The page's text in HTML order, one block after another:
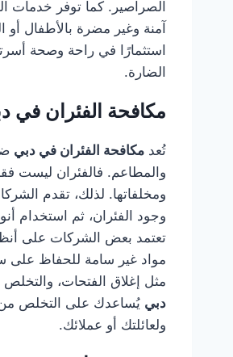
الصراصير. كما توفر خدمات
آمنة وغير مضرة بالأطفال أو
استثمارًا في راحة وصحة
الضارة.
مكافحة الفئران في
تُعدمكافحة الفئران في دبي
والمطاعم. فالفئران ليست
ومخلفاتها. لذلك، تقدم
وجود الفئران، ثم استخدام
تعتمد بعض الشركات على
مواد غير سامة للحفاظ على
مثل إغلاق الفتحات،
دبي يُساعدك على التخلص من
ولعائلتك أو عملائك.